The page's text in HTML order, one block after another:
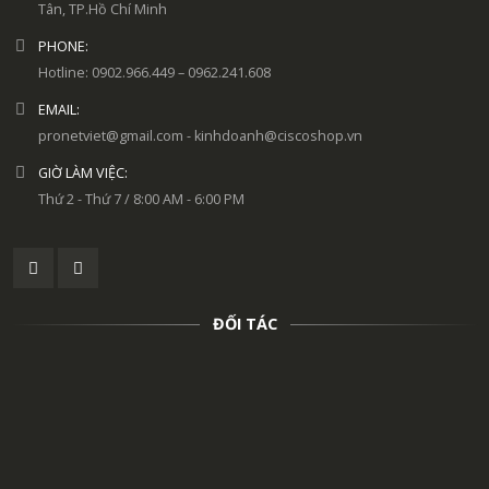
Tân, TP.Hồ Chí Minh
PHONE:
Hotline: 0902.966.449 – 0962.241.608
EMAIL:
pronetviet@gmail.com - kinhdoanh@ciscoshop.vn
GIỜ LÀM VIỆC:
Thứ 2 - Thứ 7 / 8:00 AM - 6:00 PM
ĐỐI TÁC